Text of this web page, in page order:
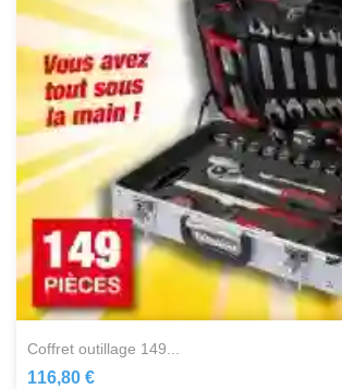
coffret outillage 149...
116,80 €